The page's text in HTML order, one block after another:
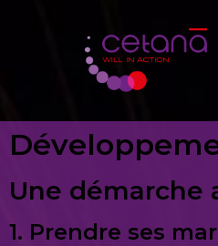
Une démarche
1. Prendre ses